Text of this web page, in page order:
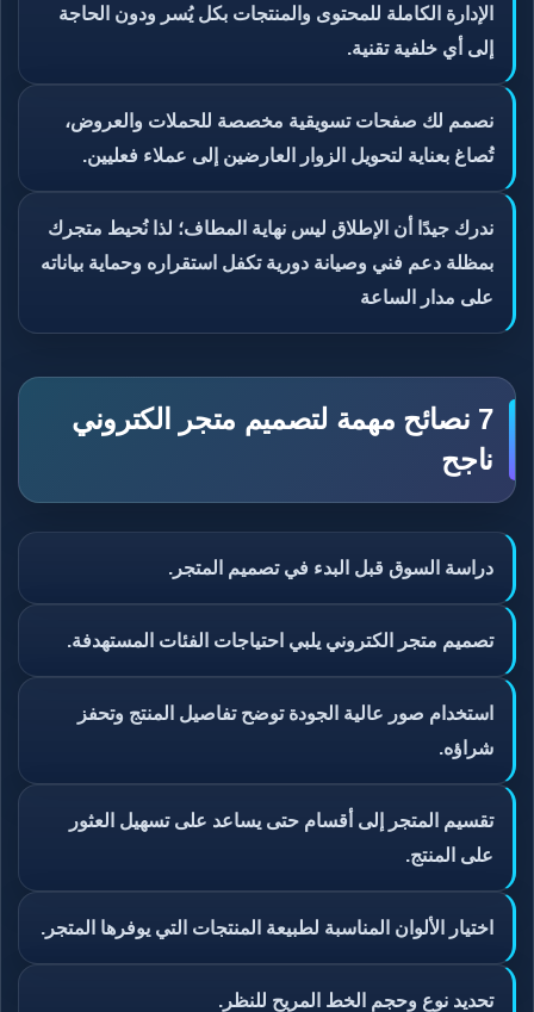
الإدارة الكاملة للمحتوى والمنتجات بكل يُسر ودون الحاجة
إلى أي خلفية تقنية.
نصمم لك صفحات تسويقية مخصصة للحملات والعروض،
تُصاغ بعناية لتحويل الزوار العارضين إلى عملاء فعليين.
ندرك جيدًا أن الإطلاق ليس نهاية المطاف؛ لذا نُحيط متجرك
بمظلة دعم فني وصيانة دورية تكفل استقراره وحماية بياناته
على مدار الساعة
7 نصائح مهمة لتصميم متجر الكتروني
ناجح
دراسة السوق قبل البدء في تصميم المتجر.
تصميم متجر الكتروني يلبي احتياجات الفئات المستهدفة.
استخدام صور عالية الجودة توضح تفاصيل المنتج وتحفز
شراؤه.
تقسيم المتجر إلى أقسام حتى يساعد على تسهيل العثور
على المنتج.
اختيار الألوان المناسبة لطبيعة المنتجات التي يوفرها المتجر.
تحديد نوع وحجم الخط المريح للنظر.